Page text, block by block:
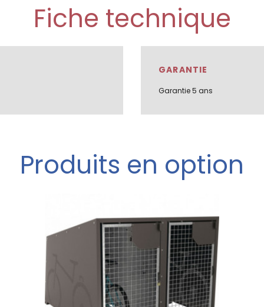
Fiche technique
GARANTIE
Garantie 5 ans
Produits en option